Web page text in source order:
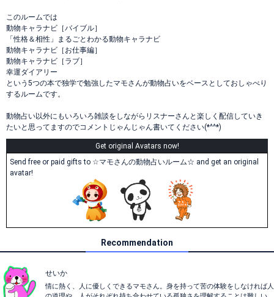
このルームでは
動物キャラナビ［バイブル］
「性格＆相性」まるごとわかる動物キャラナビ
動物キャラナビ［お仕事編］
動物キャラナビ［ラブ］
幸運ダイアリー
という5つの本で独学で勉強したマモさんが動物占いをベースとしておしゃべり
するルームです。
動物占い以外にもいろいろ雑談をしながらリスナーさんと楽しく配信していき
たいと思ってますのでコメントじゃんじゃん書いてください(*^^*)
Get original Avatars now!
Send free or paid gifts to ☆マモさんの動物占いルーム☆ and get an original
avatar!
Recommendation
せいか
情に熱く、人に優しくできるマモさん。身を持って苦の体験をしなければ人